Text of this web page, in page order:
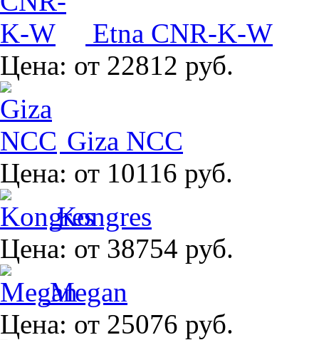
Etna CNR-K-W
Цена: от 22812 руб.
Giza NCC
Цена: от 10116 руб.
Kongres
Цена: от 38754 руб.
Megan
Цена: от 25076 руб.